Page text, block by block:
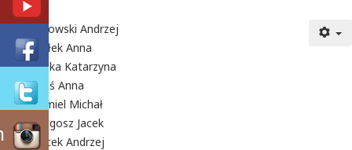
Arcowski Andrzej
Białek Anna
Bilska Katarzyna
Brąś Anna
Chmiel Michał
Długosz Jacek
Gacek Andrzej